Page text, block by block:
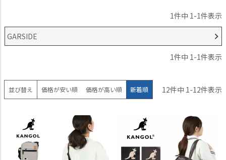
1件中 1-1件表示
GARSIDE
1件中 1-1件表示
並び替え 価格が安い順 価格が高い順 新着順 12件中 1-12件表示